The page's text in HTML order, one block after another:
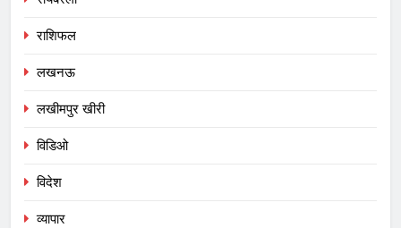
राशिफल
लखनऊ
लखीमपुर खीरी
विडिओ
विदेश
व्यापार